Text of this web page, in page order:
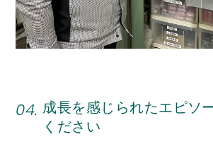
04. 成長を感じられたエピソ
ください